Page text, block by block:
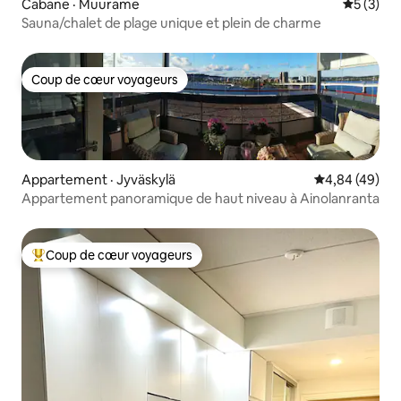
Cabane · Muurame Note
5 (3)
Sauna/chalet de plage unique et plein de charme
Coup de cœur voyageurs
Coup de cœur voyageurs
Appartement · Jyväskylä Note
4,84 (49)
Appartement panoramique de haut niveau à Ainolanranta
Coup de cœur voyageurs parmi les plus aimés
Coup de cœur voyageurs